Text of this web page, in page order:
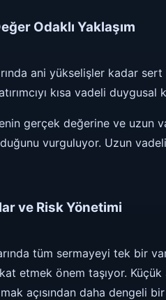
Odaklı Yaklaşım
ani yükselişler kadar
kısa vadeli
gerçek değerine ve uzun
vurguluyor. Uzun
ve Risk Yönetimi
tüm sermayeyi tek bir
etmek önem taşıyor.
açısından daha dengeli